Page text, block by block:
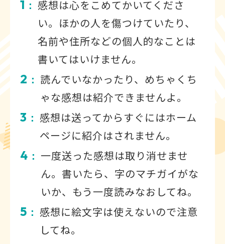
1 ： 感想は心をこめてかいてくださ
い。ほかの人を傷つけていたり、
名前や住所などの個人的なことは
書いてはいけません。
2 ： 読んでいなかったり、めちゃくち
ゃな感想は紹介できませんよ。
3 ： 感想は送ってからすぐにはホーム
ページに紹介はされません。
4 ： 一度送った感想は取り消せませ
ん。書いたら、字のマチガイがな
いか、もう一度読みなおしてね。
5 ： 感想に絵文字は使えないので注意
してね。